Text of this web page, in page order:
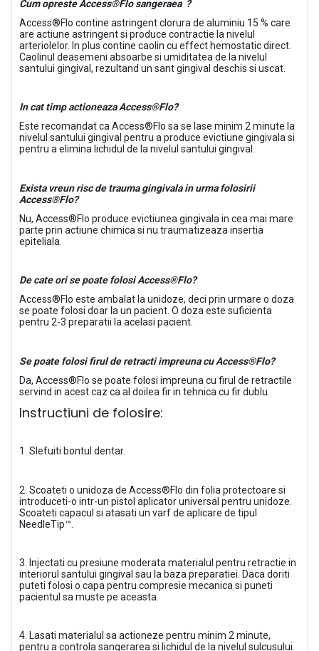
Cum opreste Access®Flo sangeraea ?
Access®Flo contine astringent clorura de aluminiu 15 % care
are actiune astringent si produce contractie la nivelul
arteriolelor. In plus contine caolin cu effect hemostatic direct.
Caolinul deasemeni absoarbe si umiditatea de la nivelul
santului gingival, rezultand un sant gingival deschis si uscat.
In cat timp actioneaza Access®Flo?
Este recomandat ca Access®Flo sa se lase minim 2 minute la
nivelul santului gingival pentru a produce evictiune gingivala si
pentru a elimina lichidul de la nivelul santului gingival.
Exista vreun risc de trauma gingivala in urma folosirii
Access®Flo?
Nu, Access®Flo produce evictiunea gingivala in cea mai mare
parte prin actiune chimica si nu traumatizeaza insertia
epiteliala.
De cate ori se poate folosi Access®Flo?
Access®Flo este ambalat la unidoze, deci prin urmare o doza
se poate folosi doar la un pacient. O doza este suficienta
pentru 2-3 preparatii la acelasi pacient.
Se poate folosi firul de retracti impreuna cu Access®Flo?
Da, Access®Flo se poate folosi impreuna cu firul de retractile
servind in acest caz ca al doilea fir in tehnica cu fir dublu.
Instructiuni de folosire:
1. Slefuiti bontul dentar.
2. Scoateti o unidoza de Access®Flo din folia protectoare si
introduceti-o intr-un pistol aplicator universal pentru unidoze.
Scoateti capacul si atasati un varf de aplicare de tipul
NeedleTip™.
3. Injectati cu presiune moderata materialul pentru retractie in
interiorul santului gingival sau la baza preparatiei. Daca doriti
puteti folosi o capa pentru compresie mecanica si puneti
pacientul sa muste pe aceasta.
4. Lasati materialul sa actioneze pentru minim 2 minute,
pentru a controla sangerarea si lichidul de la nivelul sulcusului.